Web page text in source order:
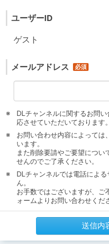
ユーザーID
ゲスト
メールアドレス
DLチャンネルに関するお問
応させていただいております。
お問い合わせ内容によっては
います。
また削除要請やご要望につい
せんのでご了承ください。
DLチャンネルでは電話によ
ん。
お手数ではございますが、ご
ォームよりお問い合わせくだ
送信内